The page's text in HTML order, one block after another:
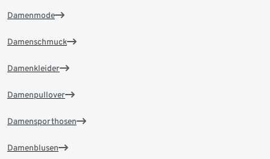
Damenmode
Damenschmuck
Damenkleider
Damenpullover
Damensporthosen
Damenblusen